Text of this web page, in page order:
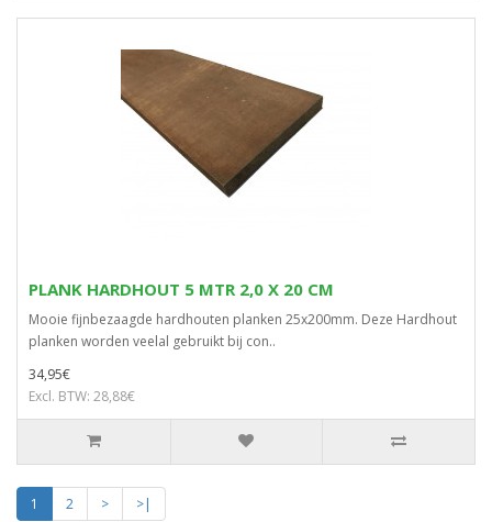
PLANK HARDHOUT 5 MTR 2,0 X 20 CM
Mooie fijnbezaagde hardhouten planken 25x200mm. Deze Hardhout
planken worden veelal gebruikt bij con..
34,95€
Excl. BTW: 28,88€
1 2 >
>|